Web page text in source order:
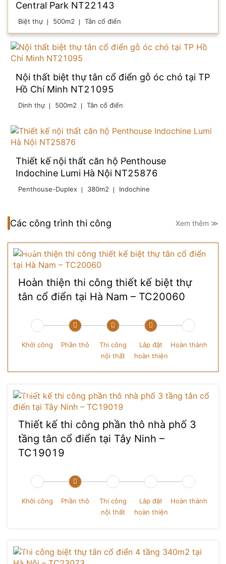
Central Park NT22143
Biệt thự 500m2 Tân cổ điển
Nội thất biệt thự tân cổ điển gỗ óc chó tại TP
Hồ Chí Minh NT21095
Dinh thự 500m2 Tân cổ điển
Thiết kế nội thất căn hộ Penthouse
Indochine Lumi Hà Nội NT25876
Penthouse-Duplex 380m2 Indochine
Các công trình thi công Xem thêm ≫
Hoàn thiện thi công thiết kế biệt thự
tân cổ điển tại Hà Nam – TC20060
Khởi công Phần thô
Thi công
nội thất
Lắp đặt
hoàn thiện
Hoàn thành
Thiết kế thi công phần thô nhà phố 3
tầng tân cổ điển tại Tây Ninh –
TC19019
Khởi công Phần thô
Thi công
nội thất
Lắp đặt
hoàn thiện
Hoàn thành